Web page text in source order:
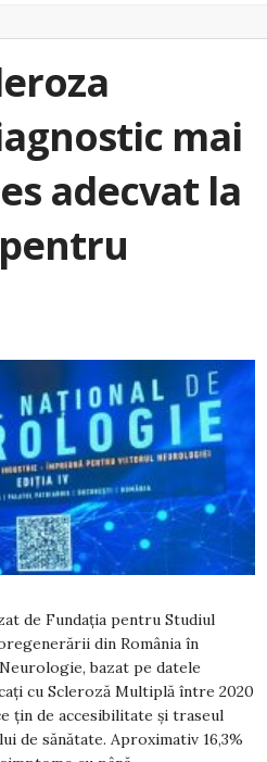
mai
adecvat la
de Fundația pentru Studiul
din România în
bazat pe datele
cu Scleroză Multiplă între 2020
țin de accesibilitate și traseul
de sănătate. Aproximativ 16,3%